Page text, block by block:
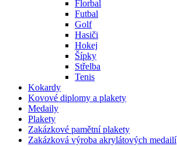
Florbal
Futbal
Golf
Hasiči
Hokej
Šípky
Střelba
Tenis
Kokardy
Kovové diplomy a plakety
Medaily
Plakety
Zakázkové pamětní plakety
Zakázková výroba akrylátových medailí